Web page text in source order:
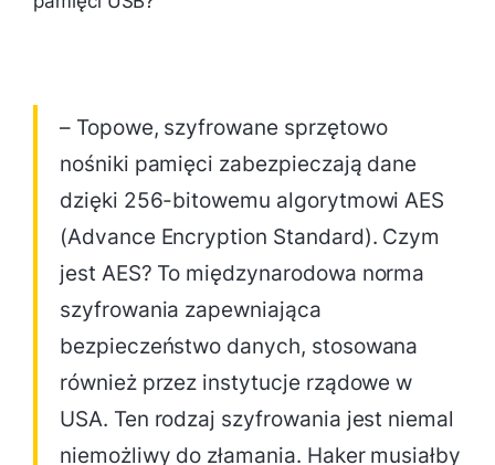
– Topowe, szyfrowane sprzętowo
nośniki pamięci zabezpieczają dane
dzięki 256-bitowemu algorytmowi AES
(Advance Encryption Standard). Czym
jest AES? To międzynarodowa norma
szyfrowania zapewniająca
bezpieczeństwo danych, stosowana
również przez instytucje rządowe w
USA. Ten rodzaj szyfrowania jest niemal
niemożliwy do złamania. Haker musiałby